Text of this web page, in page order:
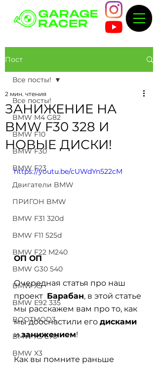
Пост
Все посты!
BMW M4 G82
BMW F10
BMW F30
BMW F23
Двигатели BMW
ПРИГОН BMW
BMW F31 320d
BMW F11 525d
BMW F22 M240
BMW G30 540
BMW X5
BMW E92 335
BOOTMOD3
BMW X5 E70
BMW X3
Все посты!
ЗАНИЖЕНИЕ НА
BMW F30 328 И
НОВЫЕ ДИСКИ!
2 мин. чтения
https://youtu.be/cUWdYn522cM
ОП ОП
Очередная статья про наш
проект Барабан, в этой статье
мы расскажем вам про то, как
мы дооснастили его дисками
и занижением!
Как вы помните раньше